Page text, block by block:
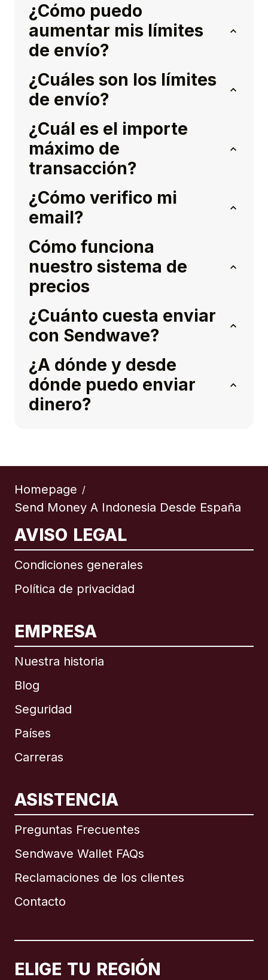
¿Cómo puedo
aumentar mis límites
de envío?
¿Cuáles son los límites
de envío?
¿Cuál es el importe
máximo de
transacción?
¿Cómo verifico mi
email?
Cómo funciona
nuestro sistema de
precios
¿Cuánto cuesta enviar
con Sendwave?
¿A dónde y desde
dónde puedo enviar
dinero?
Homepage /
Send Money A Indonesia Desde España
AVISO LEGAL
Condiciones generales
Política de privacidad
EMPRESA
Nuestra historia
Blog
Seguridad
Países
Carreras
ASISTENCIA
Preguntas Frecuentes
Sendwave Wallet FAQs
Reclamaciones de los clientes
Contacto
ELIGE TU REGIÓN
Internacional English
Brasil